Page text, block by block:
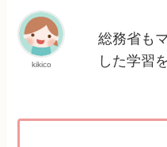
kikico
総務省も
した学習